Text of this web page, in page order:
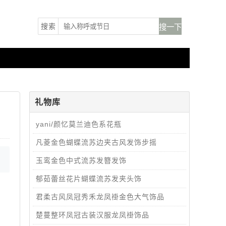
搜索
礼物库
yani/颜忆莫兰迪色系花瓶
凡菱金色蝴蝶流苏边夹古风发饰步摇
玉鸾金色中式流苏发簪发饰
郁茹蕾丝花片蝴蝶流苏发夹头饰
君柔古风凤冠秀禾龙凤褂金色大气饰品
楚蔓整环凤冠古装汉服龙凤褂饰品